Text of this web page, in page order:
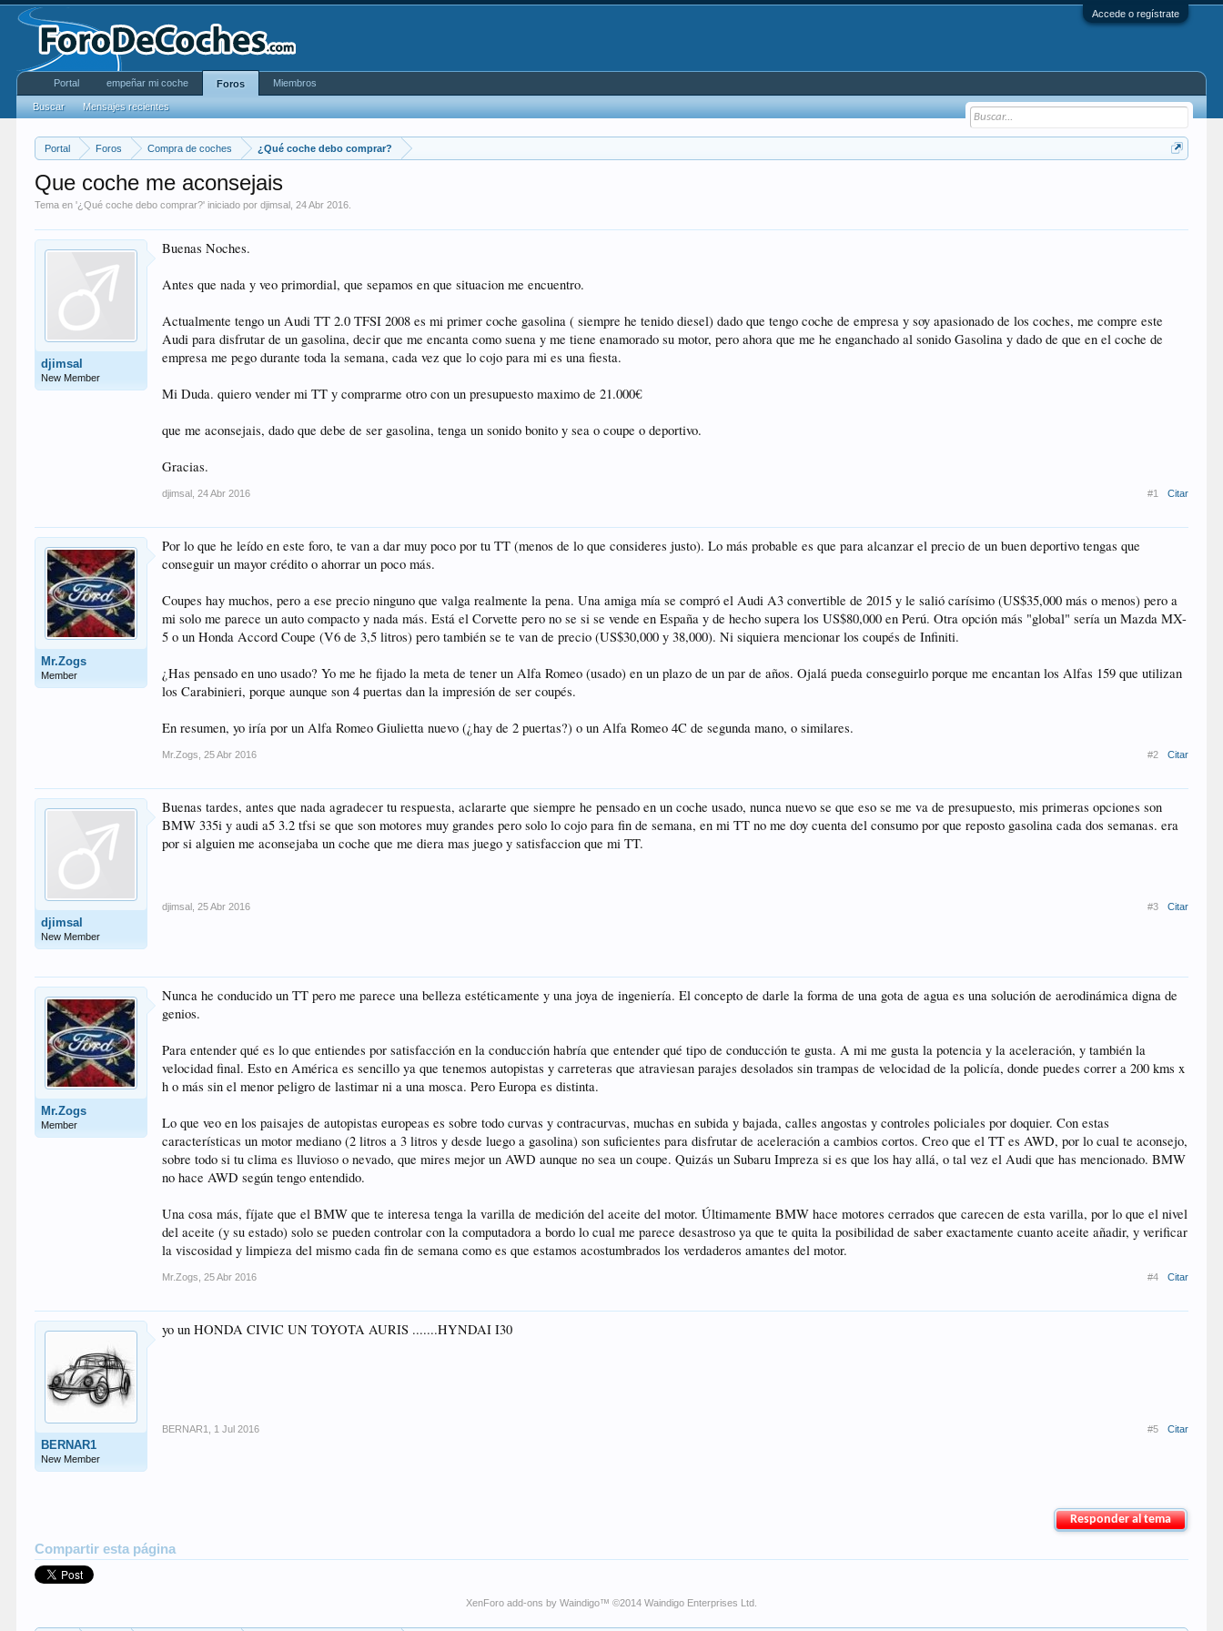
Accede o regístrate
Portal Foros Compra de coches ¿Qué coche debo comprar?
Que coche me aconsejais
Tema en '¿Qué coche debo comprar?' iniciado pordjimsal ,24 Abr 2016
djimsal
New Member
Buenas Noches.
Antes que nada y veo primordial, que sepamos en que situacion me encuentro.
Actualmente tengo un Audi TT 2.0 TFSI 2008 es mi primer coche gasolina ( siempre he tenido diesel) dado que tengo coche de empresa y soy apasionado de los coches, me compre este
Audi para disfrutar de un gasolina, decir que me encanta como suena y me tiene enamorado su motor, pero ahora que me he enganchado al sonido Gasolina y dado de que en el coche de
empresa me pego durante toda la semana, cada vez que lo cojo para mi es una fiesta.
Mi Duda. quiero vender mi TT y comprarme otro con un presupuesto maximo de 21.000€
que me aconsejais, dado que debe de ser gasolina, tenga un sonido bonito y sea o coupe o deportivo.
Gracias.
djimsal 24 Abr 2016 #1 Citar
Mr.Zogs
Member
Por lo que he leído en este foro, te van a dar muy poco por tu TT (menos de lo que consideres justo). Lo más probable es que para alcanzar el precio de un buen deportivo tengas que
conseguir un mayor crédito o ahorrar un poco más.
Coupes hay muchos, pero a ese precio ninguno que valga realmente la pena. Una amiga mía se compró el Audi A3 convertible de 2015 y le salió carísimo (US$35,000 más o menos) pero a
mi solo me parece un auto compacto y nada más. Está el Corvette pero no se si se vende en España y de hecho supera los US$80,000 en Perú. Otra opción más "global" sería un Mazda MX-
5 o un Honda Accord Coupe (V6 de 3,5 litros) pero también se te van de precio (US$30,000 y 38,000). Ni siquiera mencionar los coupés de Infiniti.
¿Has pensado en uno usado? Yo me he fijado la meta de tener un Alfa Romeo (usado) en un plazo de un par de años. Ojalá pueda conseguirlo porque me encantan los Alfas 159 que utilizan
los Carabinieri, porque aunque son 4 puertas dan la impresión de ser coupés.
En resumen, yo iría por un Alfa Romeo Giulietta nuevo (¿hay de 2 puertas?) o un Alfa Romeo 4C de segunda mano, o similares.
Mr.Zogs 25 Abr 2016 #2 Citar
djimsal
New Member
Buenas tardes, antes que nada agradecer tu respuesta, aclararte que siempre he pensado en un coche usado, nunca nuevo se que eso se me va de presupuesto, mis primeras opciones son
BMW 335i y audi a5 3.2 tfsi se que son motores muy grandes pero solo lo cojo para fin de semana, en mi TT no me doy cuenta del consumo por que reposto gasolina cada dos semanas. era
por si alguien me aconsejaba un coche que me diera mas juego y satisfaccion que mi TT.
djimsal 25 Abr 2016 #3 Citar
Mr.Zogs
Member
Nunca he conducido un TT pero me parece una belleza estéticamente y una joya de ingeniería. El concepto de darle la forma de una gota de agua es una solución de aerodinámica digna de
genios.
Para entender qué es lo que entiendes por satisfacción en la conducción habría que entender qué tipo de conducción te gusta. A mi me gusta la potencia y la aceleración, y también la
velocidad final. Esto en América es sencillo ya que tenemos autopistas y carreteras que atraviesan parajes desolados sin trampas de velocidad de la policía, donde puedes correr a 200 kms x
h o más sin el menor peligro de lastimar ni a una mosca. Pero Europa es distinta.
Lo que veo en los paisajes de autopistas europeas es sobre todo curvas y contracurvas, muchas en subida y bajada, calles angostas y controles policiales por doquier. Con estas
características un motor mediano (2 litros a 3 litros y desde luego a gasolina) son suficientes para disfrutar de aceleración a cambios cortos. Creo que el TT es AWD, por lo cual te aconsejo,
sobre todo si tu clima es lluvioso o nevado, que mires mejor un AWD aunque no sea un coupe. Quizás un Subaru Impreza si es que los hay allá, o tal vez el Audi que has mencionado. BMW
no hace AWD según tengo entendido.
Una cosa más, fíjate que el BMW que te interesa tenga la varilla de medición del aceite del motor. Últimamente BMW hace motores cerrados que carecen de esta varilla, por lo que el nivel
del aceite (y su estado) solo se pueden controlar con la computadora a bordo lo cual me parece desastroso ya que te quita la posibilidad de saber exactamente cuanto aceite añadir, y verificar
la viscosidad y limpieza del mismo cada fin de semana como es que estamos acostumbrados los verdaderos amantes del motor.
Mr.Zogs 25 Abr 2016 #4 Citar
BERNAR1
New Member
yo un HONDA CIVIC UN TOYOTA AURIS .......HYNDAI I30
BERNAR1 1 Jul 2016 #5 Citar
Responder al tema
Compartir esta página
XenForo add-ons by Waindigo™ ©2014 Waindigo Enterprises Ltd
Portal empeñar mi coche Foros
Buscar Mensajes recientes
Miembros